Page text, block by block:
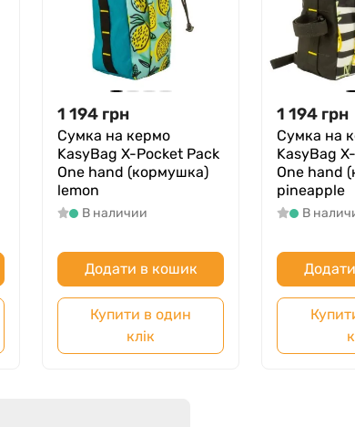
1 194 грн
Сумка на кермо
KasyBag X-Pocket Pack
One hand (кормушка)
lemon
В наличии
Додати в кошик
Купити в один
клік
1 194 грн
Сумка на
KasyBag
One hand
pineapple
В